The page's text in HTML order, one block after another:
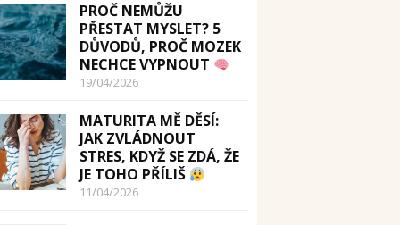
PROČ NEMŮŽU
PŘESTAT MYSLET? 5
DŮVODŮ, PROČ MOZEK
NECHCE VYPNOUT
19/04/2026
MATURITA MĚ DĚSÍ:
JAK ZVLÁDNOUT
STRES, KDYŽ SE ZDÁ, ŽE
JE TOHO PŘÍLIŠ
11/04/2026